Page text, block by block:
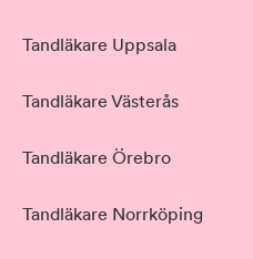
Tandläkare Uppsala
Tandläkare Västerås
Tandläkare Örebro
Tandläkare Norrköping